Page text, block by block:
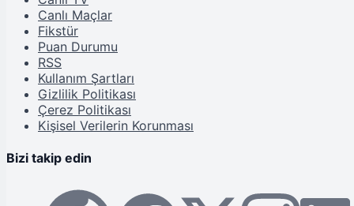
Canlı Maçlar
Fikstür
Puan Durumu
RSS
Kullanım Şartları
Gizlilik Politikası
Çerez Politikası
Kişisel Verilerin Korunması
Bizi takip edin